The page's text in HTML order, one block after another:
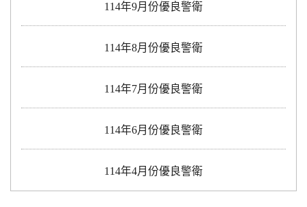
114年9月份優良警衛
114年8月份優良警衛
114年7月份優良警衛
114年6月份優良警衛
114年4月份優良警衛